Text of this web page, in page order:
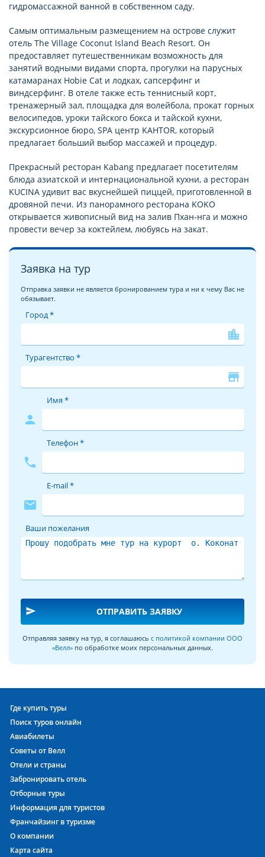
гидромассажной ванной в собственном саду.
Самым оптимальным размещением на острове служит
отель The Village Coconut Island Beach Resort. Он
предоставляет путешественникам возможность для
занятий водными видами спорта, прогулки на парусных
катамаранах Hobie Cat и лодках, сапсерфинг и
виндсерфинг. В отеле также есть теннисный корт,
тренажерный зал, площадка для волейбола, прокат горных
велосипедов, уроки тайского бокса и тайской кухни,
экскурсионное бюро, SPA центр KAHTOR, который
предлагает больший выбор массажей и процедур.
Прекрасный ресторан Kabang предлагает посетителям
блюда азиатской и интернациональной кухни, а ресторан
KUCINA удивит вас вкуснейшей пиццей, приготовленной в
дровяной печи. Из панорамного ресторана KOKO
открывается живописный вид на залив Пхан-нга и можно
провести вечер за коктейлем, любуясь на закат.
Заявка на тур
Отправка заявки не является бронированием тура и ни к чему Вас не
обязывает.
Город *
location_city
Турагентство *
store
person
Имя *
phone
Телефон *
mail
E-mail *
Ваши пожелания
send ОТПРАВИТЬ ЗАЯВКУ
Отправляя заявку на тур, я соглашаюсь с политикой компании ООО
«Велл» по обработке моих персональных данных.
Где купить туры
Поиск туров онлайн
Авиабилеты
Советы от Велл
Отели и страны
Забронировать отель
Отборные туры
Информация для туристов
Франчайзинг в туризме
О компании
Карта сайта